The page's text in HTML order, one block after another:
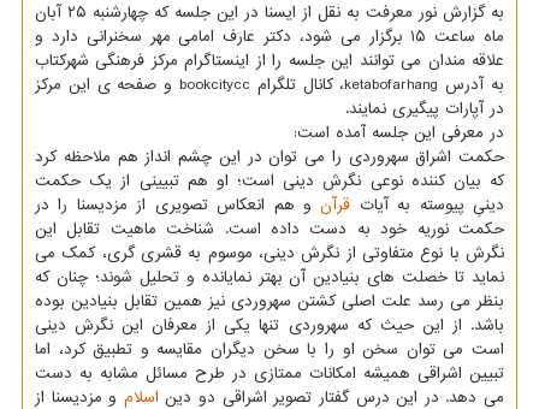
به گزارش نور معرفت به نقل از ایسنا در این جلسه که چهارشنبه ۲۵ آبان
ماه ساعت ۱۵ برگزار می شود، دکتر عارف امامی مهر سخنرانی دارد و
علاقه مندان می توانند این جلسه را از اینستاگرام مرکز فرهنگی شهرکتاب
به آدرس ketabofarhang، کانال تلگرام bookcitycc و صفحه ی این مرکز
در آپارات پیگیری نمایند.
در معرفی این جلسه آمده است:
حکمت اشراق سهروردی را می توان در این چشم انداز هم ملاحظه کرد
که بیان کننده نوعی نگرش دینی است؛ او هم تبیینی از یک حکمت
دینیِ پیوسته به آیات قرآنو هم انعکاس تصویری از مزدیسنا را در
حکمت نوریه خود به دست داده است. شناخت ماهیت تقابل این
نگرش با نوع متفاوتی از نگرش دینی، موسوم به قشری گری، کمک می
نماید تا خصلت های بنیادین آن بهتر نمایانده و تحلیل شوند؛ چنان که
بنظر می رسد علت اصلی کشتن سهروردی نیز همین تقابل بنیادین بوده
باشد. از این حیث که سهروردی تنها یکی از معرفان این نگرش دینی
است می توان سخن او را با سخن دیگران مقایسه و تطبیق کرد، اما
تبیین اشراقی همیشه امکانات ممتازی در طرح مسائل مشابه به دست
می دهد. در این درس گفتار تصویر اشراقی دو دین اسلام و مزدیسنا از